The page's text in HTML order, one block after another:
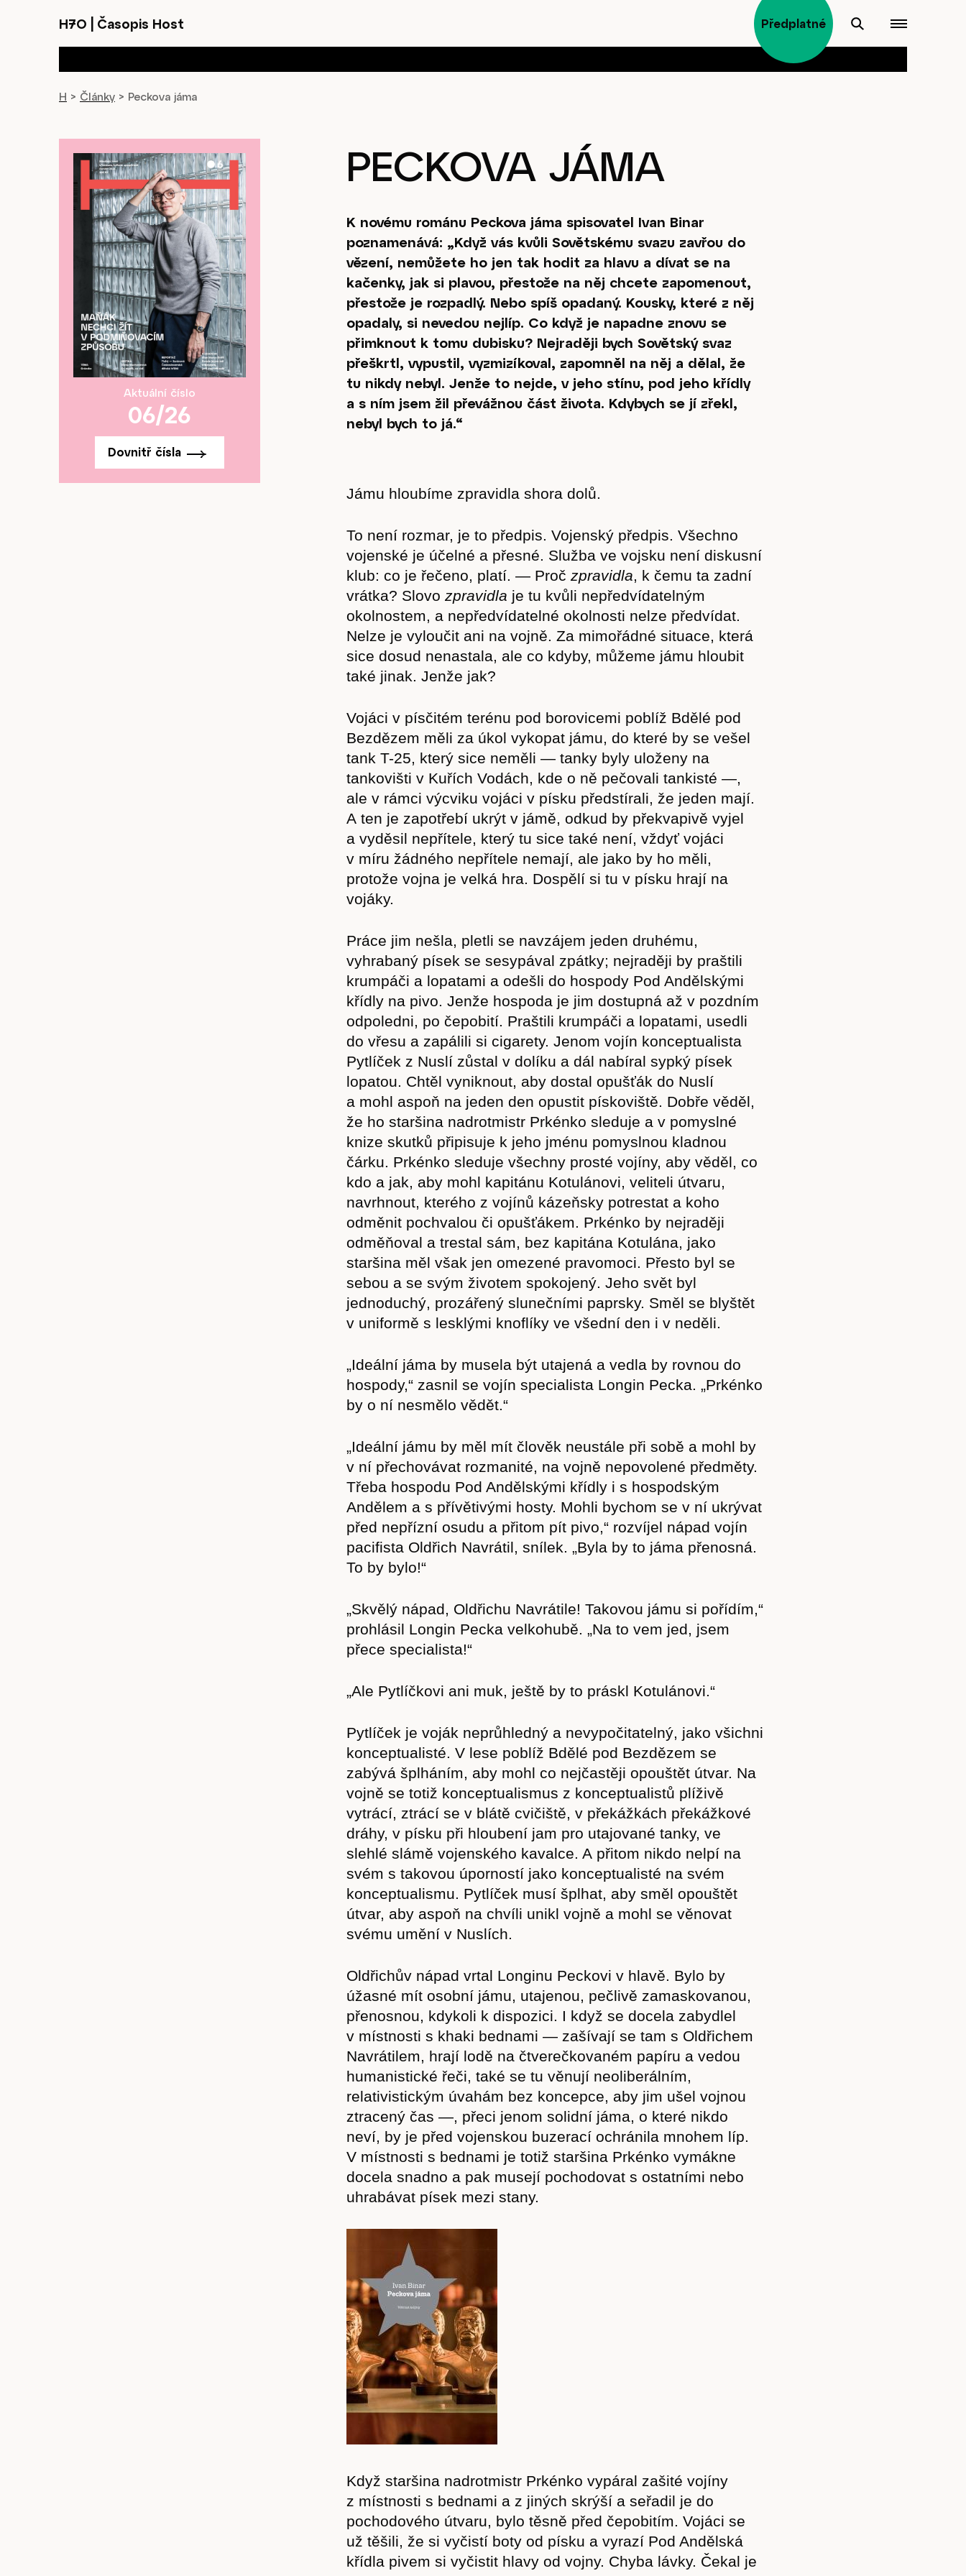
H7O Časopis Host Předplatné
Časopis
Hostcast Akce
Obchod
H > Články > Peckova jáma
Aktuální číslo
06/26
Dovnitř čísla
PECKOVA JÁMA
K novému románu Peckova jáma spisovatel Ivan Binar
poznamenává: „Když vás kvůli Sovětskému svazu zavřou do
vězení, nemůžete ho jen tak hodit za hlavu a dívat se na
kačenky, jak si plavou, přestože na něj chcete zapomenout,
přestože je rozpadlý. Nebo spíš opadaný. Kousky, které z něj
opadaly, si nevedou nejlíp. Co když je napadne znovu se
přimknout k tomu dubisku? Nejraději bych Sovětský svaz
přeškrtl, vypustil, vyzmizíkoval, zapomněl na něj a dělal, že
tu nikdy nebyl. Jenže to nejde, v jeho stínu, pod jeho křídly
a s ním jsem žil převážnou část života. Kdybych se jí zřekl,
nebyl bych to já.“
Jámu hloubíme zpravidla shora dolů.
To není rozmar, je to předpis. Vojenský předpis. Všechno
vojenské je účelné a přesné. Služba ve vojsku není diskusní
klub: co je řečeno, platí. — Proč zpravidla, k čemu ta zadní
vrátka? Slovo zpravidla je tu kvůli nepředvídatelným
okolnostem, a nepředvídatelné okolnosti nelze předvídat.
Nelze je vyloučit ani na vojně. Za mimořádné situace, která
sice dosud nenastala, ale co kdyby, můžeme jámu hloubit
také jinak. Jenže jak?
Vojáci v písčitém terénu pod borovicemi poblíž Bdělé pod
Bezdězem měli za úkol vykopat jámu, do které by se vešel
tank T-25, který sice neměli — tanky byly uloženy na
tankovišti v Kuřích Vodách, kde o ně pečovali tankisté —,
ale v rámci výcviku vojáci v písku předstírali, že jeden mají.
A ten je zapotřebí ukrýt v jámě, odkud by překvapivě vyjel
a vyděsil nepřítele, který tu sice také není, vždyť vojáci
v míru žádného nepřítele nemají, ale jako by ho měli,
protože vojna je velká hra. Dospělí si tu v písku hrají na
vojáky.
Práce jim nešla, pletli se navzájem jeden druhému,
vyhrabaný písek se sesypával zpátky; nejraději by praštili
krumpáči a lopatami a odešli do hospody Pod Andělskými
křídly na pivo. Jenže hospoda je jim dostupná až v pozdním
odpoledni, po čepobití. Praštili krumpáči a lopatami, usedli
do vřesu a zapálili si cigarety. Jenom vojín konceptualista
Pytlíček z Nuslí zůstal v dolíku a dál nabíral sypký písek
lopatou. Chtěl vyniknout, aby dostal opušťák do Nuslí
a mohl aspoň na jeden den opustit pískoviště. Dobře věděl,
že ho staršina nadrotmistr Prkénko sleduje a v pomyslné
knize skutků připisuje k jeho jménu pomyslnou kladnou
čárku. Prkénko sleduje všechny prosté vojíny, aby věděl, co
kdo a jak, aby mohl kapitánu Kotulánovi, veliteli útvaru,
navrhnout, kterého z vojínů kázeňsky potrestat a koho
odměnit pochvalou či opušťákem. Prkénko by nejraději
odměňoval a trestal sám, bez kapitána Kotulána, jako
staršina měl však jen omezené pravomoci. Přesto byl se
sebou a se svým životem spokojený. Jeho svět byl
jednoduchý, prozářený slunečními paprsky. Směl se blyštět
v uniformě s lesklými knoflíky ve všední den i v neděli.
„Ideální jáma by musela být utajená a vedla by rovnou do
hospody,“ zasnil se vojín specialista Longin Pecka. „Prkénko
by o ní nesmělo vědět.“
„Ideální jámu by měl mít člověk neustále při sobě a mohl by
v ní přechovávat rozmanité, na vojně nepovolené předměty.
Třeba hospodu Pod Andělskými křídly i s hospodským
Andělem a s přívětivými hosty. Mohli bychom se v ní ukrývat
před nepřízní osudu a přitom pít pivo,“ rozvíjel nápad vojín
pacifista Oldřich Navrátil, snílek. „Byla by to jáma přenosná.
To by bylo!“
„Skvělý nápad, Oldřichu Navrátile! Takovou jámu si pořídím,“
prohlásil Longin Pecka velkohubě. „Na to vem jed, jsem
přece specialista!“
„Ale Pytlíčkovi ani muk, ještě by to práskl Kotulánovi.“
Pytlíček je voják neprůhledný a nevypočitatelný, jako všichni
konceptualisté. V lese poblíž Bdělé pod Bezdězem se
zabývá šplháním, aby mohl co nejčastěji opouštět útvar. Na
vojně se totiž konceptualismus z konceptualistů plíživě
vytrácí, ztrácí se v blátě cvičiště, v překážkách překážkové
dráhy, v písku při hloubení jam pro utajované tanky, ve
slehlé slámě vojenského kavalce. A přitom nikdo nelpí na
svém s takovou úporností jako konceptualisté na svém
konceptualismu. Pytlíček musí šplhat, aby směl opouštět
útvar, aby aspoň na chvíli unikl vojně a mohl se věnovat
svému umění v Nuslích.
Oldřichův nápad vrtal Longinu Peckovi v hlavě. Bylo by
úžasné mít osobní jámu, utajenou, pečlivě zamaskovanou,
přenosnou, kdykoli k dispozici. I když se docela zabydlel
v místnosti s khaki bednami — zašívají se tam s Oldřichem
Navrátilem, hrají lodě na čtverečkovaném papíru a vedou
humanistické řeči, také se tu věnují neoliberálním,
relativistickým úvahám bez koncepce, aby jim ušel vojnou
ztracený čas —, přeci jenom solidní jáma, o které nikdo
neví, by je před vojenskou buzerací ochránila mnohem líp.
V místnosti s bednami je totiž staršina Prkénko vymákne
docela snadno a pak musejí pochodovat s ostatními nebo
uhrabávat písek mezi stany.
Když staršina nadrotmistr Prkénko vypáral zašité vojíny
z místnosti s bednami a z jiných skrýší a seřadil je do
pochodového útvaru, bylo těsně před čepobitím. Vojáci se
už těšili, že si vyčistí boty od písku a vyrazí Pod Andělská
křídla pivem si vyčistit hlavy od vojny. Chyba lávky. Čekal je